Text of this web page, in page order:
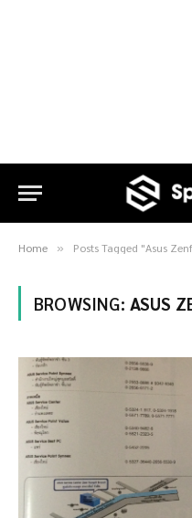
Home » Posts Tagged "Asus
BROWSING: ASUS